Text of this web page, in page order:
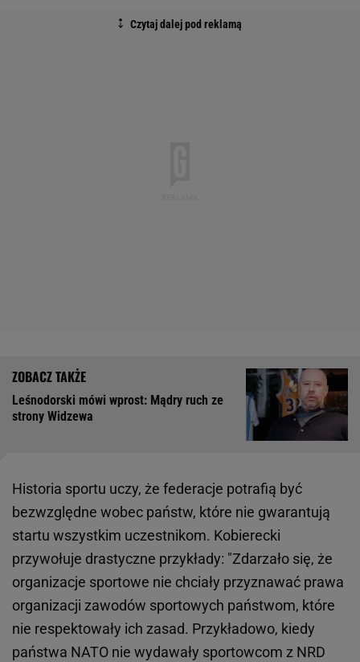
Leśnodorski mówi wprost: Mądry ruch ze
strony Widzewa
Historia sportu uczy, że federacje potrafią być
bezwzględne wobec państw, które nie gwarantują
startu wszystkim uczestnikom. Kobierecki
przywołuje drastyczne przykłady: "Zdarzało się, że
organizacje sportowe nie chciały przyznawać prawa
organizacji zawodów sportowych państwom, które
nie respektowały ich zasad. Przykładowo, kiedy
państwa NATO nie wydawały sportowcom z NRD